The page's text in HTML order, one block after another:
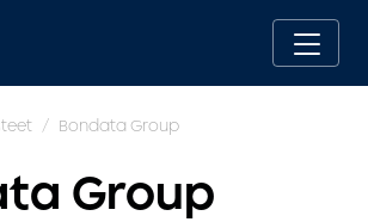
Bondata Group
Group